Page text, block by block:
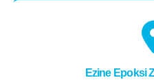
Ezine Epoksi